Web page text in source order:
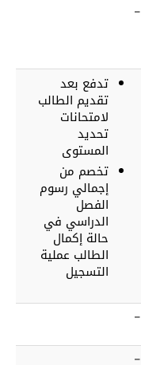
–
تدفع بعد
تقديم الطالب
لامتحانات
تحديد
المستوى
تخصم من
إجمالي رسوم
الفصل
الدراسي في
حالة إكمال
الطالب عملية
التسجيل
–
–